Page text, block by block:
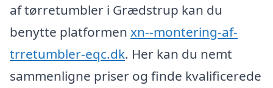
af tørretumbler i Grædstrup kan du
benytte platformen xn--montering-af-
trretumbler-eqc.dk. Her kan du nemt
sammenligne priser og finde kvalificerede